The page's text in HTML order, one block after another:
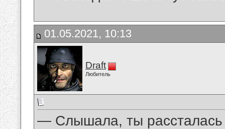
01.05.2021, 10:13
Draft
Любитель
— Слышала, ты рассталась